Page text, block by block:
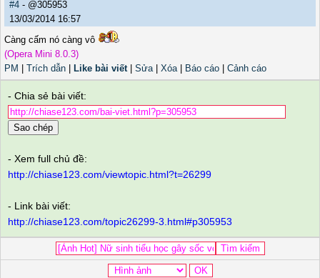
#4 - @305953
13/03/2014 16:57
Càng cấm nó càng vô
(Opera Mini 8.0.3)
PM
Trích dẫn Like bài viết| Sửa| Xóa| Báo cáo Cảnh cáo
- Chia sẻ bài viết:
Sao chép
- Xem full chủ đề:
http://chiase123.com/viewtopic.html?t=26299
- Link bài viết:
http://chiase123.com/topic26299-3.html#p305953